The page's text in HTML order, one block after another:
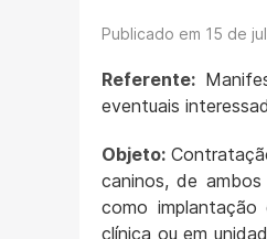
Publicado em 15 de
Referente:
eventuais
Objeto:
caninos, de
como
clínica ou em